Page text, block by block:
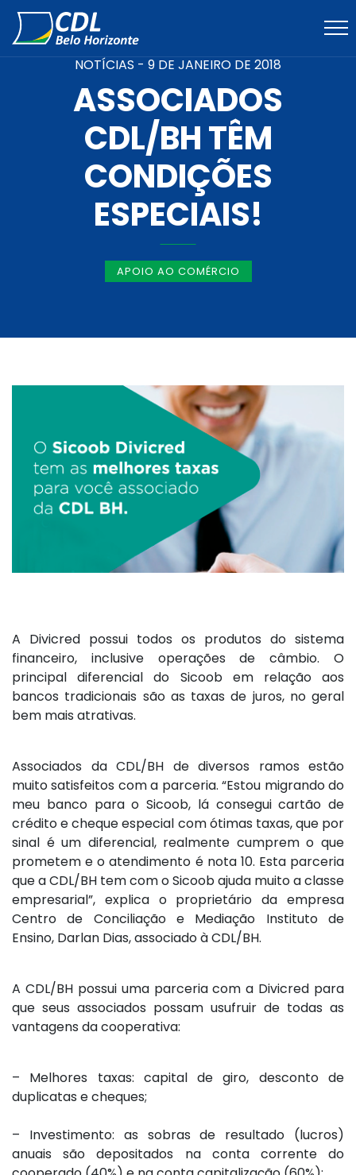
NOTÍCIAS - 9 DE JANEIRO DE 2018
ASSOCIADOS
CDL/BH TÊM
CONDIÇÕES
ESPECIAIS!
APOIO AO COMÉRCIO
A Divicred possui todos os produtos do sistema
financeiro, inclusive operações de câmbio. O
principal diferencial do Sicoob em relação aos
bancos tradicionais são as taxas de juros, no geral
bem mais atrativas.
Associados da CDL/BH de diversos ramos estão
muito satisfeitos com a parceria. “Estou migrando do
meu banco para o Sicoob, lá consegui cartão de
crédito e cheque especial com ótimas taxas, que por
sinal é um diferencial, realmente cumprem o que
prometem e o atendimento é nota 10. Esta parceria
que a CDL/BH tem com o Sicoob ajuda muito a classe
empresarial”, explica o proprietário da empresa
Centro de Conciliação e Mediação Instituto de
Ensino, Darlan Dias, associado à CDL/BH.
A CDL/BH possui uma parceria com a Divicred para
que seus associados possam usufruir de todas as
vantagens da cooperativa:
– Melhores taxas: capital de giro, desconto de
duplicatas e cheques;
– Investimento: as sobras de resultado (lucros)
anuais são depositados na conta corrente do